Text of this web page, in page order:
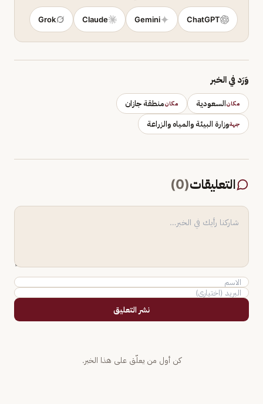
ChatGPT
Gemini
Claude
Grok
وَرَد في الخبر
مكانالسعودية مكانمنطقة جازان
جهةوزارة البيئة والمياه والزراعة
التعليقات(
0
)
نشر التعليق
كن أول من يعلّق على هذا الخبر.